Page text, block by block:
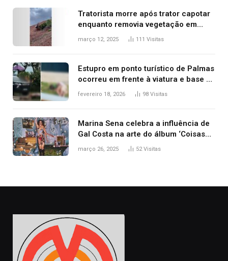
Tratorista morre após trator capotar
enquanto removia vegetação em
ribanceira de rodovia
março 12, 2025 111 Visitas
Estupro em ponto turístico de Palmas
ocorreu em frente à viatura e base de
segurança; polícia investiga
fevereiro 18, 2026 98 Visitas
Marina Sena celebra a influência de
Gal Costa na arte do álbum ‘Coisas
naturais’
março 26, 2025 52Visitas